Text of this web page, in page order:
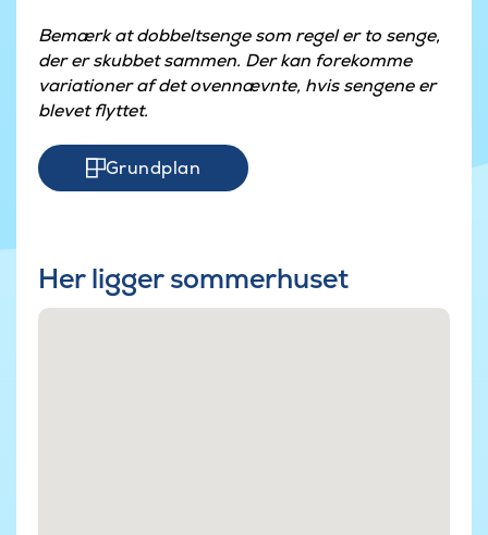
Bemærk at dobbeltsenge som regel er to senge,
der er skubbet sammen. Der kan forekomme
variationer af det ovennævnte, hvis sengene er
blevet flyttet.
Grundplan
Her ligger sommerhuset